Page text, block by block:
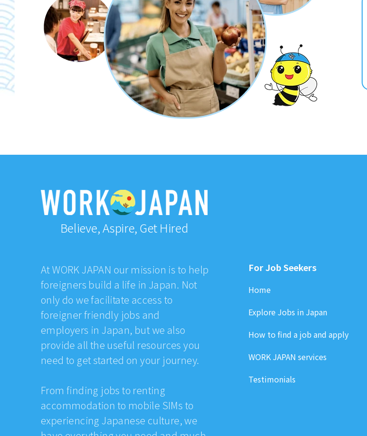
Believe, Aspire, Get Hired
At WORK JAPAN our mission is to help
foreigners build a life in Japan. Not
only do we facilitate access to
foreigner friendly jobs and
employers in Japan, but we also
provide all the useful resources you
need to get started on your journey.
From finding jobs to renting
accommodation to mobile SIMs to
experiencing Japanese culture, we
For Job Seekers
Home
Explore Jobs in Japan
How to find a job and apply
WORK JAPAN services
Testimonials